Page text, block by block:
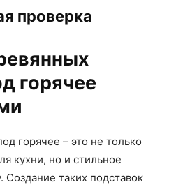
проверка
горячее
горячее – это не только
кухни, но и стильное
Создание таких подставок